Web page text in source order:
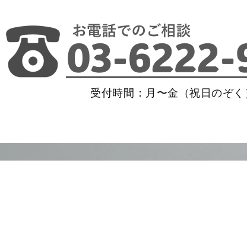
受付時間：月〜金（祝日のぞ